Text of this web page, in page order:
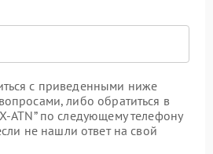
с приведенными ниже
либо обратиться в
ATN” по следующему телефону
не нашли ответ на свой